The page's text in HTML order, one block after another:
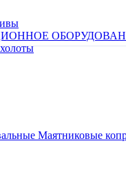
Маятниковые